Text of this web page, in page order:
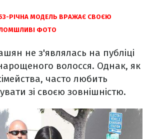
РІЧНА МОДЕЛЬ ВРАЖАЄ СВОЄЮ
ФОТО
не з'являлась на публіці
волосся. Однак, як
часто любить
зі своєю зовнішністю.